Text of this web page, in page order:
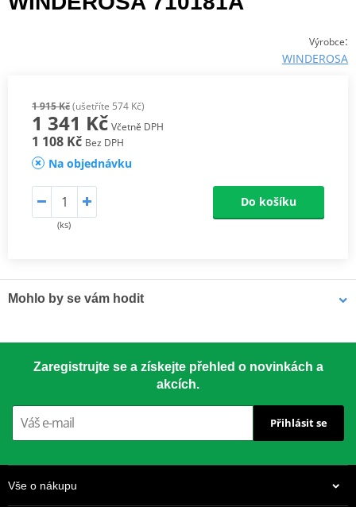
Výrobce:
WINDEROSA
1 915 Kč(ušetříte 574 Kč)
1 341 Kč Včetně DPH
1 108 Kč Bez DPH
Na objednávku
(ks)
Do košíku
Mohlo by se vám hodit
Zaregistrujte se a získejte přehled o novinkách a
akcích.
Přihlásit se
Vše o nákupu